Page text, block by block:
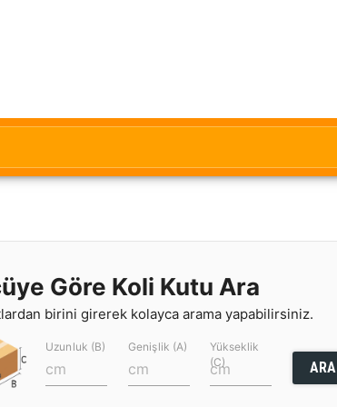
Göre Koli Kutu Ara
birini girerek kolayca arama yapabilirsiniz.
Uzunluk (B) Genişlik (A)
Yükseklik
(C)
ARA